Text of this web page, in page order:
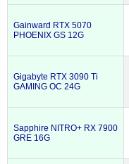
Gainward RTX 5070
PHOENIX GS 12G
Gigabyte RTX 3090 Ti
GAMING OC 24G
Sapphire NITRO+ RX 7900
GRE 16G